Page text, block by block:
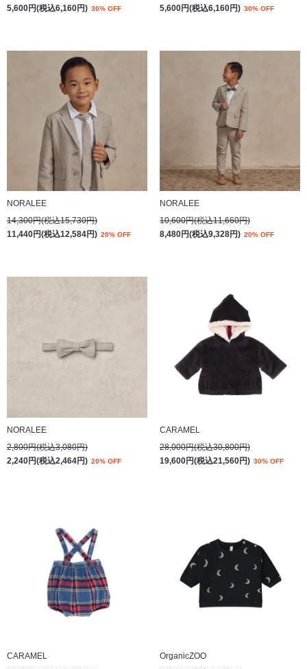
5,600円(税込6,160円) 30% OFF
5,600円(税込6,160円) 30% OFF
NORALEE
14,300円(税込15,730円)
11,440円(税込12,584円) 20% OFF
NORALEE
10,600円(税込11,660円)
8,480円(税込9,328円) 20% OFF
NORALEE
2,800円(税込3,080円)
2,240円(税込2,464円) 20% OFF
CARAMEL
28,000円(税込30,800円)
19,600円(税込21,560円) 30% OFF
CARAMEL
OrganicZOO